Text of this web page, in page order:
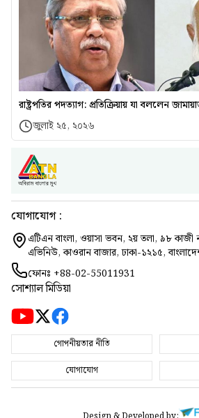
রাষ্ট্রপতির পদত্যাগ: প্রতিক্রিয়ায় যা বললেন
জুলাই ২৫, ২০২৬
যোগাযোগ :
এটিএন বাংলা, ওয়াসা ভবন, ২য় তলা, ৯৮
এভিনিউ, কাওরান বাজার, ঢাকা-১২১৫,
ফোনঃ +88-02-55011931
সোশ্যাল মিডিয়া
গোপনীয়তার নীতি
যোগাযোগ